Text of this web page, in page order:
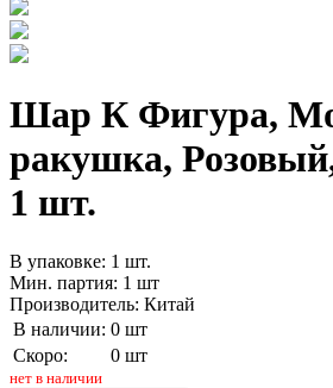
Шар К Фигура,
ракушка,
1 шт.
В упаковке: 1 шт.
Мин. партия: 1 шт
Производитель: Китай
В наличии: 0 шт
Скоро:
0 шт
нет в наличии